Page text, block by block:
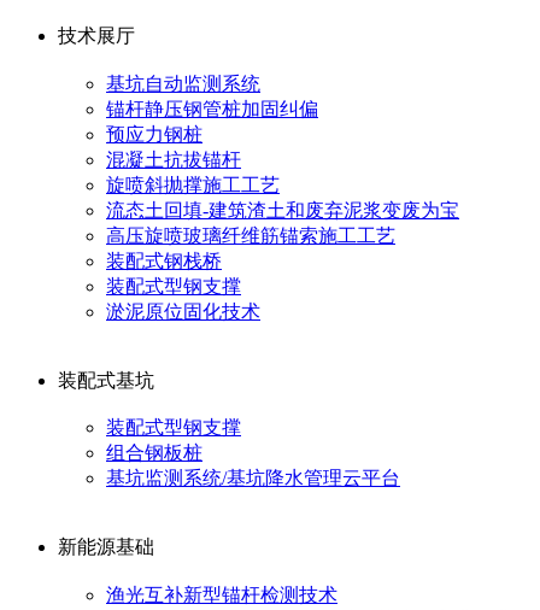
技术展厅
基坑自动监测系统
锚杆静压钢管桩加固纠偏
预应力钢桩
混凝土抗拔锚杆
旋喷斜抛撑施工工艺
流态土回填-建筑渣土和废弃泥浆变废为宝
高压旋喷玻璃纤维筋锚索施工工艺
装配式钢栈桥
装配式型钢支撑
淤泥原位固化技术
装配式基坑
装配式型钢支撑
组合钢板桩
基坑监测系统/基坑降水管理云平台
新能源基础
渔光互补新型锚杆检测技术